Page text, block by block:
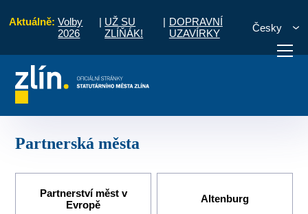
Aktuálně: Volby
2026
| UŽ SU
ZLÍŇÁK!
| DOPRAVNÍ
UZAVÍRKY
Česky
Potřebuji zaplatit
Partnerská města
Partnerství měst v
Evropě
Altenburg